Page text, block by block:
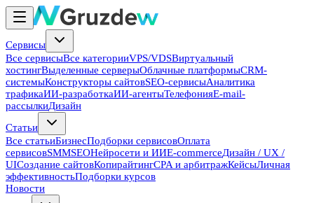
Сервисы
Все сервисыВсе категорииVPS/VDSВиртуальный
хостингВыделенные серверыОблачные платформыCRM-
системыКонструкторы сайтовSEO-сервисыАналитика
трафикаИИ-разработкаИИ-агентыТелефонияE-mail-
рассылкиДизайн
Статьи
Все статьиБизнесПодборки сервисовОплата
сервисовSMMSEOНейросети и ИИE-commerceДизайн / UX /
UIСоздание сайтовКопирайтингCPA и арбитражКейсыЛичная
эффективностьПодборки курсов
Новости